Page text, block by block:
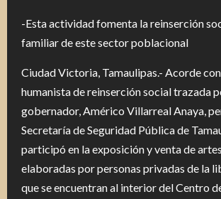
-Esta actividad fomenta la reinserción
familiar de este sector poblacional
Ciudad Victoria, Tamaulipas.- Acorde
humanista de reinserción social trazada
gobernador, Américo Villarreal Anaya,
Secretaría de Seguridad Pública de
participó en la exposición y venta de
elaboradas por personas privadas de la
que se encuentran al interior del Centro